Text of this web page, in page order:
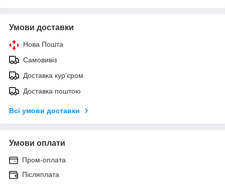
Умови доставки
Нова Пошта
Самовивіз
Доставка кур'єром
Доставка поштою
Всі умови доставки
Умови оплати
Пром-оплата
Післяплата